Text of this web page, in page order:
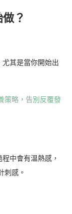
？
其是當你開始出
策略，告別反覆發
中會有溫熱感，
刺感。